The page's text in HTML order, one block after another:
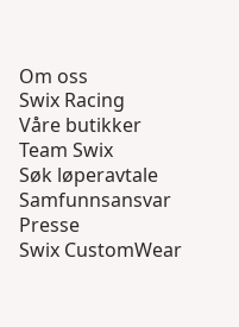
Om oss
Swix Racing
Våre butikker
Team Swix
Søk løperavtale
Samfunnsansvar
Presse
Swix CustomWear